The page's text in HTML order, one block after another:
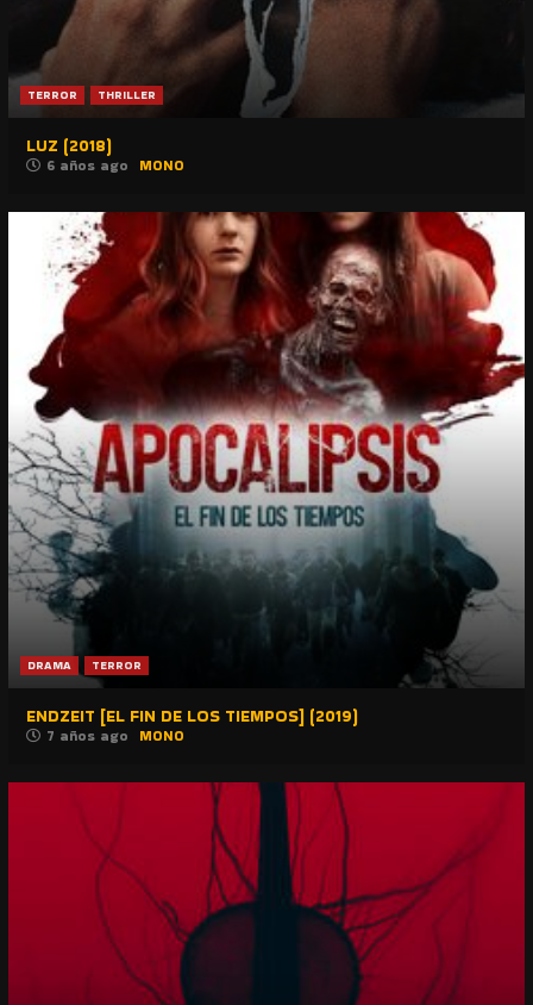
TERROR THRILLER
LUZ (2018)
6 años ago MONO
DRAMA TERROR
ENDZEIT [EL FIN DE LOS TIEMPOS] (2019)
7 años ago MONO